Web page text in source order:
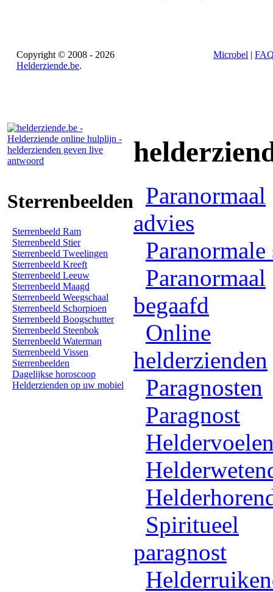
Copyright © 2008 - 2026
Helderziende.be.
Microbel |
Sterrenbeelden
Sterrenbeeld Ram
Sterrenbeeld Stier
Sterrenbeeld Tweelingen
Sterrenbeeld Kreeft
Sterrenbeeld Leeuw
Sterrenbeeld Maagd
Sterrenbeeld Weegschaal
Sterrenbeeld Schorpioen
Sterrenbeeld Boogschutter
Sterrenbeeld Steenbok
Sterrenbeeld Waterman
Sterrenbeeld Vissen
Sterrenbeelden
Dagelijkse horoscoop
Helderzienden op uw mobiel
Paranormaal
advies
Paranormale
Paranormaal
begaafd
Online
helderzienden
Paragnosten
Paragnost
Spiritueel
paragnost